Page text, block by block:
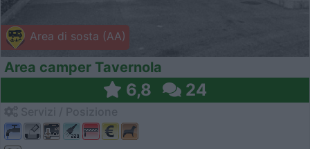
Area di sosta (AA)
Area camper Tavernola
6,8 24